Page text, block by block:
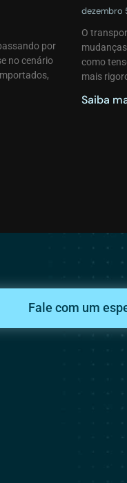
por
no cenário
dezembro
O
como
mais
Saiba
Fale com um